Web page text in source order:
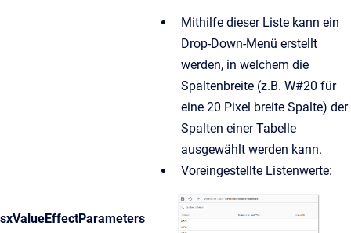
sxValueEffectParameters
Mithilfe dieser Liste kann ein
Drop-Down-Menü erstellt
werden, in welchem die
Spaltenbreite (z.B. W#20 für
eine 20 Pixel breite Spalte) der
Spalten einer Tabelle
ausgewählt werden kann.
Voreingestellte Listenwerte: